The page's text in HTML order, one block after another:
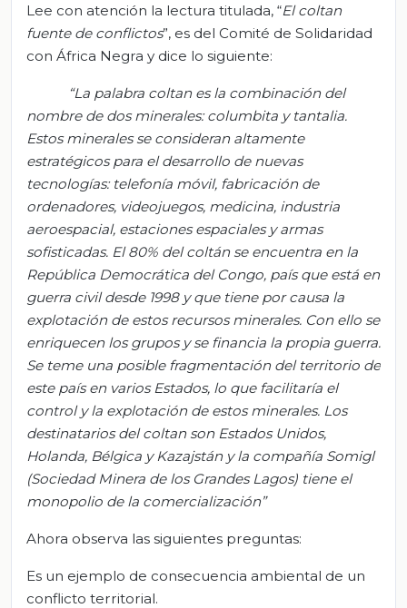
Lee con atención la lectura titulada, “Elcoltan
fuente de conflictos”, es del Comité de Solidaridad
con África Negra y dice lo siguiente:
“La palabra coltanes la combinación del
nombre de dos minerales: columbita y tantalia.
Estos minerales se consideran altamente
estratégicos para el desarrollo de nuevas
tecnologías: telefonía móvil, fabricación de
ordenadores, videojuegos, medicina, industria
aeroespacial, estaciones espaciales y armas
sofisticadas. El 80% del coltán se encuentra en la
República Democrática del Congo, país que está en
guerra civil desde 1998 y que tiene por causa la
explotación de estos recursos minerales. Con ello se
enriquecen los grupos y se financia la propia guerra.
Se teme una posible fragmentación del territorio de
este país en varios Estados, lo que facilitaría el
control y la explotación de estos minerales. Los
destinatarios delcoltanson Estados Unidos,
Holanda, Bélgica y Kazajstán y la compañía Somigl
(Sociedad Minera de los Grandes Lagos) tiene el
monopolio de la comercialización”
Ahora observa las siguientes preguntas:
Es un ejemplo de consecuencia ambiental de un
conflicto territorial.